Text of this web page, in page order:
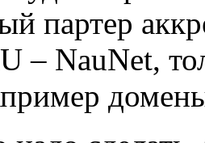
партер
– NauNet,